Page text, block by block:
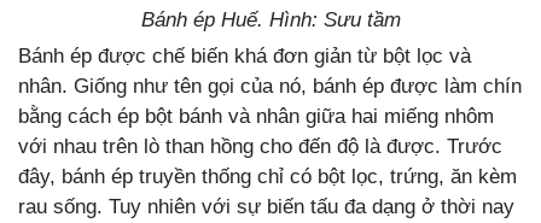
Bánh ép Huế. Hình: Sưu tầm
Bánh ép được chế biến khá đơn giản từ bột lọc và
nhân. Giống như tên gọi của nó, bánh ép được làm chín
bằng cách ép bột bánh và nhân giữa hai miếng nhôm
với nhau trên lò than hồng cho đến độ là được. Trước
đây, bánh ép truyền thống chỉ có bột lọc, trứng, ăn kèm
rau sống. Tuy nhiên với sự biến tấu đa dạng ở thời nay